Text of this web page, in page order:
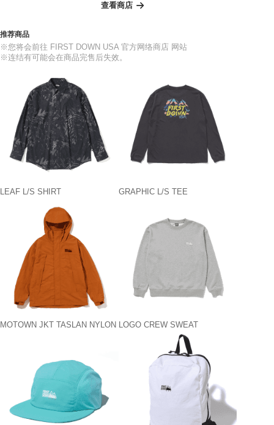
查看商店
推荐商品
※您将会前往 FIRST DOWN USA 官方网络商店 网站
※连结有可能会在商品完售后失效。
LEAF L/S SHIRT GRAPHIC L/S TEE
MOTOWN JKT TASLAN NYLON LOGO CREW SWEAT